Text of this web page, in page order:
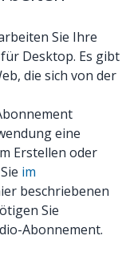
Sie Ihre
Desktop. Es gibt
die sich von der
eine
Erstellen oder
im
beschriebenen
Sie
Abonnement.